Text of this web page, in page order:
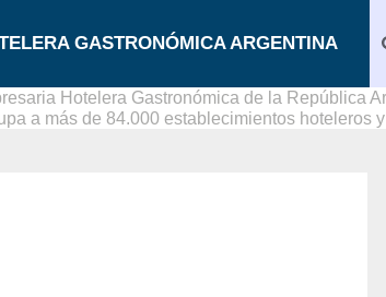
GASTRONÓMICA ARGENTINA
Hotelera Gastronómica de la República
a más de 84.000 establecimientos hoteleros